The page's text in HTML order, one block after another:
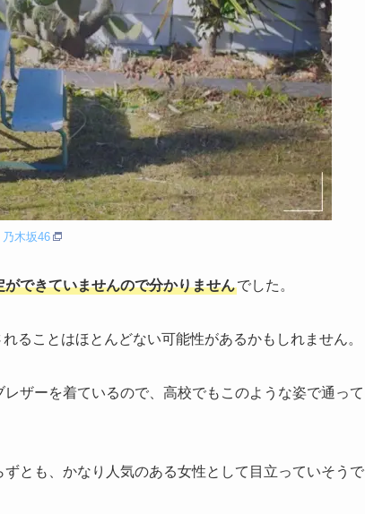
乃木坂46
できていませんので分かりませんでした。
ることはほとんどない可能性があるかもしれません。
ザーを着ているので、高校でもこのような姿で通って
とも、かなり人気のある女性として目立っていそうで